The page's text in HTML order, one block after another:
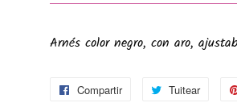
Arnés color negro, con aro,
Compartir
CompartirTuitear